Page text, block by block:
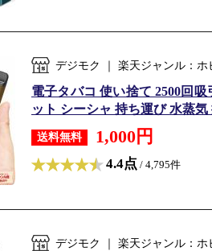
デジモク ｜ 楽天ジャンル：ホ
電子タバコ 使い捨て 2500回
ット シーシャ 持ち運び 水蒸
送料無料 1,000円
4.4点 / 4,795件
デジモク ｜ 楽天ジャンル：ホ